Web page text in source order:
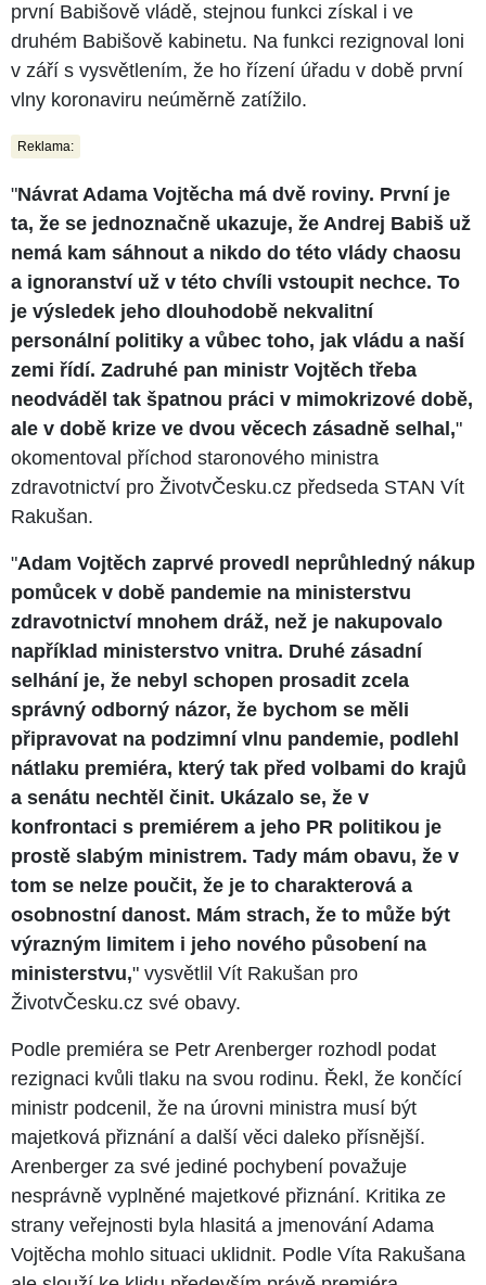
první Babišově vládě, stejnou funkci získal i ve
druhém Babišově kabinetu. Na funkci rezignoval loni
v září s vysvětlením, že ho řízení úřadu v době první
vlny koronaviru neúměrně zatížilo.
Reklama:
"Návrat Adama Vojtěcha má dvě roviny. První je
ta, že se jednoznačně ukazuje, že Andrej Babiš už
nemá kam sáhnout a nikdo do této vlády chaosu
a ignoranství už v této chvíli vstoupit nechce. To
je výsledek jeho dlouhodobě nekvalitní
personální politiky a vůbec toho, jak vládu a naší
zemi řídí. Zadruhé pan ministr Vojtěch třeba
neodváděl tak špatnou práci v mimokrizové době,
ale v době krize ve dvou věcech zásadně selhal,"
okomentoval příchod staronového ministra
zdravotnictví pro ŽivotvČesku.cz předseda STAN Vít
Rakušan.
"Adam Vojtěch zaprvé provedl neprůhledný nákup
pomůcek v době pandemie na ministerstvu
zdravotnictví mnohem dráž, než je nakupovalo
například ministerstvo vnitra. Druhé zásadní
selhání je, že nebyl schopen prosadit zcela
správný odborný názor, že bychom se měli
připravovat na podzimní vlnu pandemie, podlehl
nátlaku premiéra, který tak před volbami do krajů
a senátu nechtěl činit. Ukázalo se, že v
konfrontaci s premiérem a jeho PR politikou je
prostě slabým ministrem. Tady mám obavu, že v
tom se nelze poučit, že je to charakterová a
osobnostní danost. Mám strach, že to může být
výrazným limitem i jeho nového působení na
ministerstvu," vysvětlil Vít Rakušan pro
ŽivotvČesku.cz své obavy.
Podle premiéra se Petr Arenberger rozhodl podat
rezignaci kvůli tlaku na svou rodinu. Řekl, že končící
ministr podcenil, že na úrovni ministra musí být
majetková přiznání a další věci daleko přísnější.
Arenberger za své jediné pochybení považuje
nesprávně vyplněné majetkové přiznání. Kritika ze
strany veřejnosti byla hlasitá a jmenování Adama
Vojtěcha mohlo situaci uklidnit. Podle Víta Rakušana